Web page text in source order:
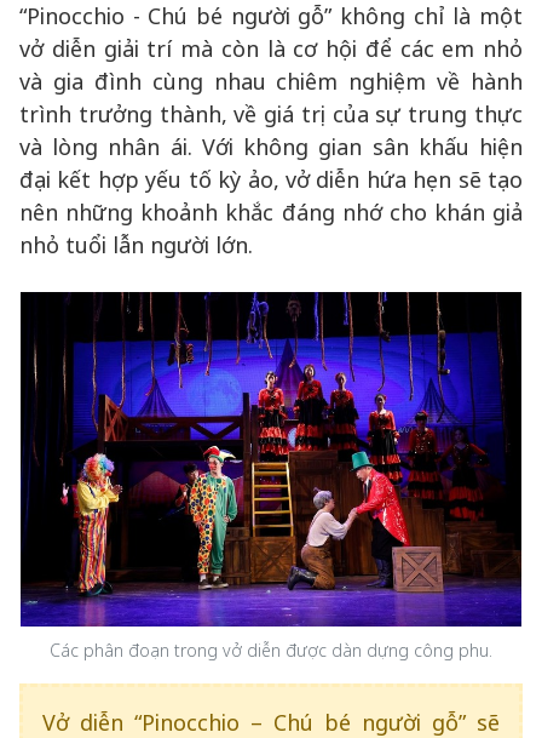
“Pinocchio - Chú bé người gỗ” không chỉ là một
vở diễn giải trí mà còn là cơ hội để các em nhỏ
và gia đình cùng nhau chiêm nghiệm về hành
trình trưởng thành, về giá trị của sự trung thực
và lòng nhân ái. Với không gian sân khấu hiện
đại kết hợp yếu tố kỳ ảo, vở diễn hứa hẹn sẽ tạo
nên những khoảnh khắc đáng nhớ cho khán giả
nhỏ tuổi lẫn người lớn.
Các phân đoạn trong vở diễn được dàn dựng công phu.
Vở diễn “Pinocchio – Chú bé người gỗ” sẽ